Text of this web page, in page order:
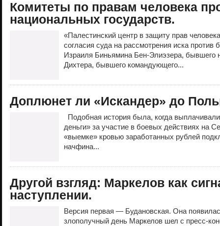
Комитеты по правам человека
национальных государств.
«Палестинский центр в защиту прав
согласия суда на рассмотрения иска
Израиля Биньямина Бен-Элиэзера,
Дихтера, бывшего командующего...
Доплюнет ли «Искандер» до
Подобная история была, когда
деньги» за участие в боевых действиях на
«выемке» кровью заработанных рублей
начфина...
Другой взгляд: Маркелов как
наступлении.
Версия первая — Будановская. Она
злополучный день Маркелов шел с пресс-